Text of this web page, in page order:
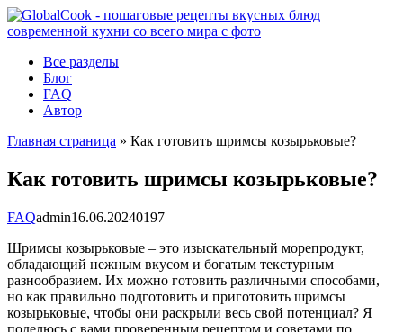
Перейти
к
Все разделы
Блог
FAQ
Автор
Главная страница » Как готовить шримсы козырьковые?
Как готовить шримсы козырьковые?
FAQadmin16.06.20240197
Шримсы козырьковые – это изыскательный морепродукт,
обладающий нежным вкусом и богатым текстурным
разнообразием. Их можно готовить различными способами,
но как правильно подготовить и приготовить шримсы
козырьковые, чтобы они раскрыли весь свой потенциал? Я
поделюсь с вами проверенным рецептом и советами по